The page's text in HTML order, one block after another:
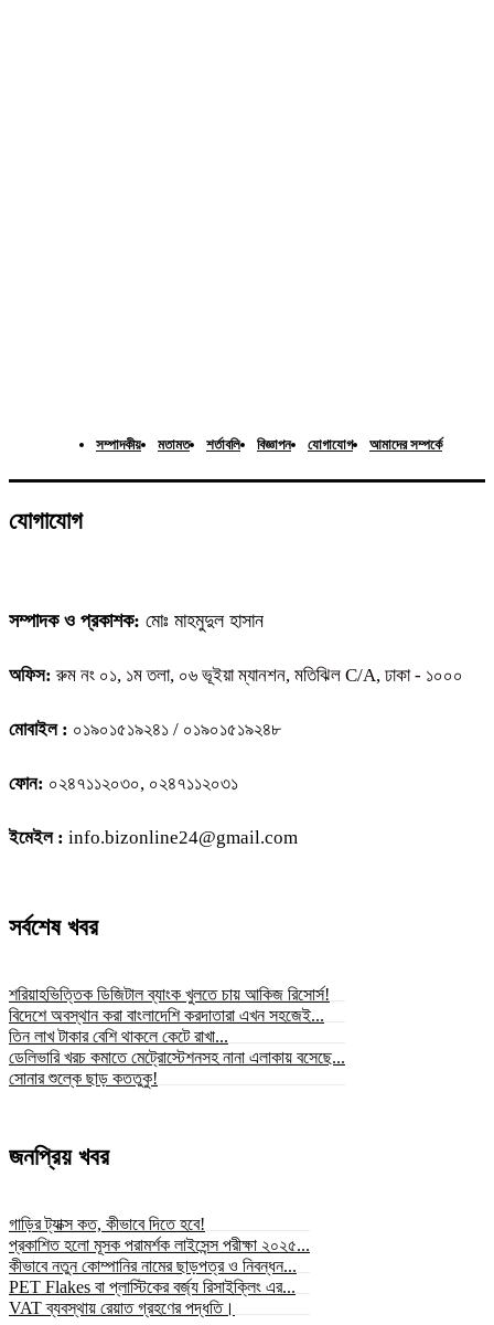
সম্পাদকীয় মতামত শর্তাবলি বিজ্ঞাপন যোগাযোগ আমাদের সম্পর্কে
যোগাযোগ
সম্পাদক ও প্রকাশক: মোঃ মাহমুদুল হাসান
অফিস:রুম নং ০১, ১ম তলা, ০৬ ভূইয়া ম্যানশন, মতিঝিল C/A, ঢাকা - ১০০০
মোবাইল : ০১৯০১৫১৯২৪১ / ০১৯০১৫১৯২৪৮
ফোন: ০২৪৭১১২০৩০, ০২৪৭১১২০৩১
ইমেইল : info.bizonline24@gmail.com
সর্বশেষ খবর
শরিয়াহভিত্তিক ডিজিটাল ব্যাংক খুলতে চায় আকিজ রিসোর্স!
বিদেশে অবস্থান করা বাংলাদেশি করদাতারা এখন সহজেই...
তিন লাখ টাকার বেশি থাকলে কেটে রাখা...
ডেলিভারি খরচ কমাতে মেট্রোস্টেশনসহ নানা এলাকায় বসেছে...
সোনার শুল্কে ছাড় কততুকু!
জনপ্রিয় খবর
গাড়ির ট্যাক্স কত, কীভাবে দিতে হবে!
প্রকাশিত হলো মূসক পরামর্শক লাইসেন্স পরীক্ষা ২০২৫...
কীভাবে নতুন কোম্পানির নামের ছাড়পত্র ও নিবন্ধন...
PET Flakes বা প্লাস্টিকের বর্জ্য রিসাইক্লিং এর...
VAT ব্যবস্থায় রেয়াত গ্রহণের পদ্ধতি।